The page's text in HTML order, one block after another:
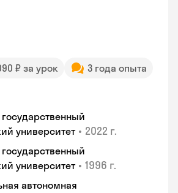
₽ за урок
3 года опыта
университет • 2022 г.
университет • 1996 г.
автономная